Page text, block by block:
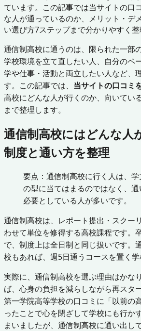
ています。この記事では当サイトの口
な人が通っているのか、メリット・デ
い選び方7ステップまで分かりやすく整
通信制高校に通うのは、限られた一部
学校環境を立て直したい人、自分のペ
学や仕事・活動と両立したい人など、
す。この記事では、 当サイトの口コミ
高校にどんな人が行くのか、向いてい
まで整理します。
通信制高校にはどんな人
制度と通い方を整理
要点：通信制高校に行く人は、
の型に当てはまるのではなく、
必要としている人が多いです。
通信制高校は、レポート提出・スクー
わせて単位を修得する高校課程です。
で、制度上は全日制と同じ扱いです。
校もあれば、週5日通うコースを置く学
実際に、通信制高校を選ぶ理由はかな
ば、心身の負担を減らしながら再スタ
第一学院高等学校の口コミに「以前の
ったことで心を閉ざして学校にも行か
まいましたが、通信制高校に通い出し